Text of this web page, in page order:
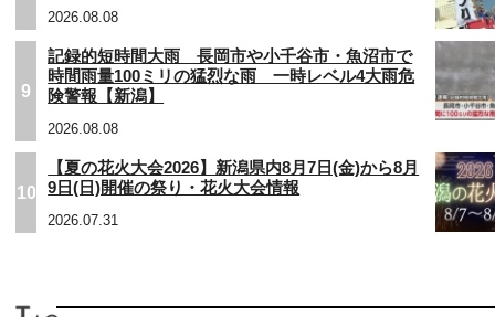
2026.08.08
9
記録的短時間大雨 長岡市や小千谷市・魚沼市で
時間雨量100ミリの猛烈な雨 一時レベル4大雨危
険警報【新潟】
2026.08.08
10
【夏の花火大会2026】新潟県内8月7日(金)から8月
9日(日)開催の祭り・花火大会情報
2026.07.31